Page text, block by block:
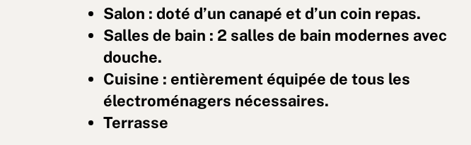
Salon : doté d’un canapé et d’un coin repas.
Salles de bain : 2 salles de bain modernes avec
douche.
Cuisine : entièrement équipée de tous les
électroménagers nécessaires.
Terrasse